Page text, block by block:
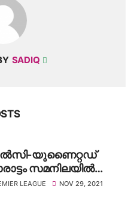
SADIQ
യുണൈറ്റഡ്
സമനിലയിൽ
LEAGUE NOV 29, 2021